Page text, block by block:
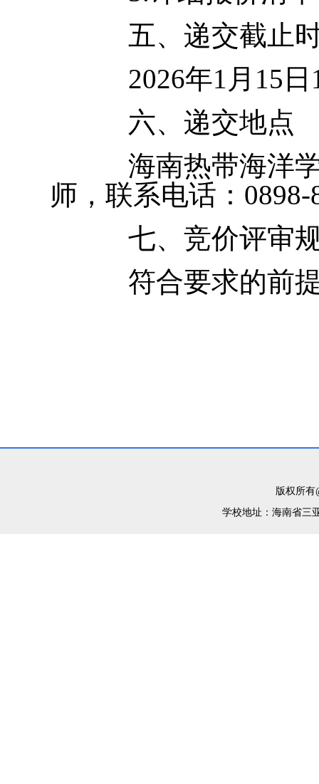
五、递交截止
2026年1月15
六、递交地点
海南热带海洋
师，联系电话：0898-
七、竞价评审
符合要求的前
版权所有
学校地址：海南省三